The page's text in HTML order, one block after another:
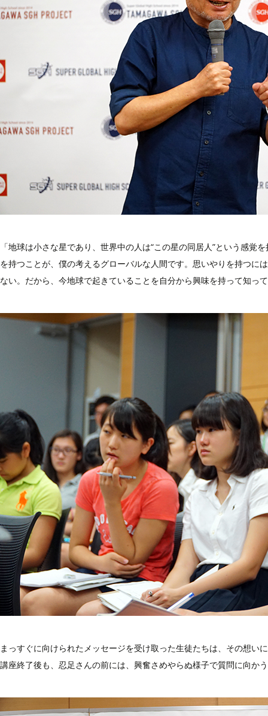
「地球は小さな星であり、世界中の人は“この星の同居人”という感覚
を持つことが、僕の考えるグローバルな人間です。思いやりを持つに
ない。だから、今地球で起きていることを自分から興味を持って知っ
まっすぐに向けられたメッセージを受け取った生徒たちは、その想い
講座終了後も、忍足さんの前には、興奮さめやらぬ様子で質問に向か